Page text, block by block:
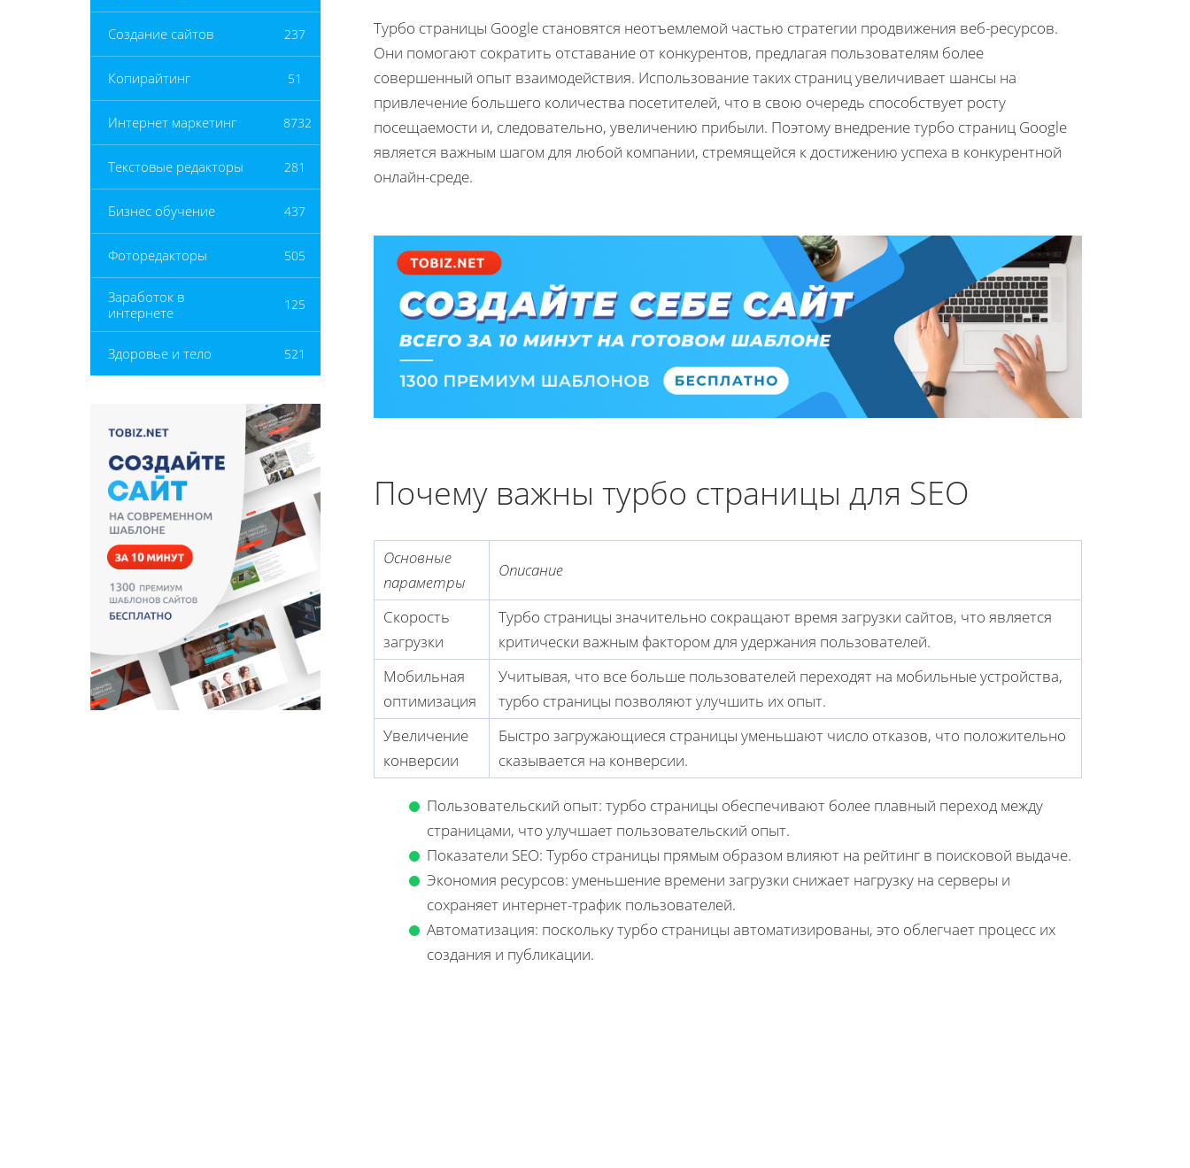
Создание сайтов 237
Копирайтинг 51
Интернет маркетинг 8732
Текстовые редакторы 281
Бизнес обучение 437
Фоторедакторы 505
Заработок в
интернете
125
Здоровье и тело 521
Турбо страницы Google становятся неотъемлемой частью стратегии продвижения веб-ресурсов.
Они помогают сократить отставание от конкурентов, предлагая пользователям более
совершенный опыт взаимодействия. Использование таких страниц увеличивает шансы на
привлечение большего количества посетителей, что в свою очередь способствует росту
посещаемости и, следовательно, увеличению прибыли. Поэтому внедрение турбо страниц Google
является важным шагом для любой компании, стремящейся к достижению успеха в конкурентной
онлайн-среде.
Почему важны турбо страницы для SEO
Основные
параметры
Описание
Скорость
загрузки
Турбо страницы значительно сокращают время загрузки сайтов, что является
критически важным фактором для удержания пользователей.
Мобильная
оптимизация
Учитывая, что все больше пользователей переходят на мобильные устройства,
турбо страницы позволяют улучшить их опыт.
Увеличение
конверсии
Быстро загружающиеся страницы уменьшают число отказов, что положительно
сказывается на конверсии.
Пользовательский опыт: турбо страницы обеспечивают более плавный переход между
страницами, что улучшает пользовательский опыт.
Показатели SEO: Турбо страницы прямым образом влияют на рейтинг в поисковой выдаче.
Экономия ресурсов: уменьшение времени загрузки снижает нагрузку на серверы и
сохраняет интернет-трафик пользователей.
Автоматизация: поскольку турбо страницы автоматизированы, это облегчает процесс их
создания и публикации.